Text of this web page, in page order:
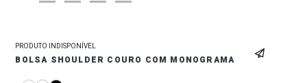
PRODUTO INDISPONÍVEL
BOLSA SHOULDER COURO COM MONOGRAMA